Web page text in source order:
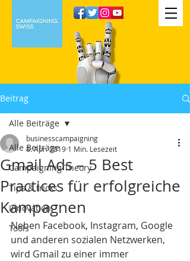
Beitrag
Alle Beiträge
Campaigning Theory
Tips & tricks
Innovation
Tools
Alle Beiträge
Gmail Ads – 5 Best
Practices für erfolgreiche
Kampagnen
businesscampaigning
8. Apr. 2019 1 Min. Lesezeit
Neben Facebook, Instagram, Google
und anderen sozialen Netzwerken,
wird Gmail zu einer immer